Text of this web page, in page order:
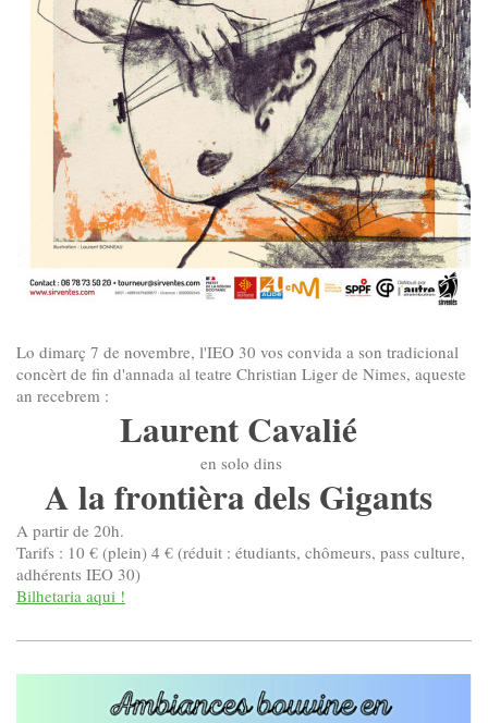
Lo dimarç 7 de novembre, l'IEO 30 vos convida a son tradicional
concèrt de fin d'annada al teatre Christian Liger de Nimes, aqueste
an recebrem :
Laurent Cavalié
en solo dins
A la frontièra dels Gigants
A partir de 20h.
Tarifs : 10 € (plein) 4 € (réduit : étudiants, chômeurs, pass culture,
adhérents IEO 30)
Bilhetaria aqui !